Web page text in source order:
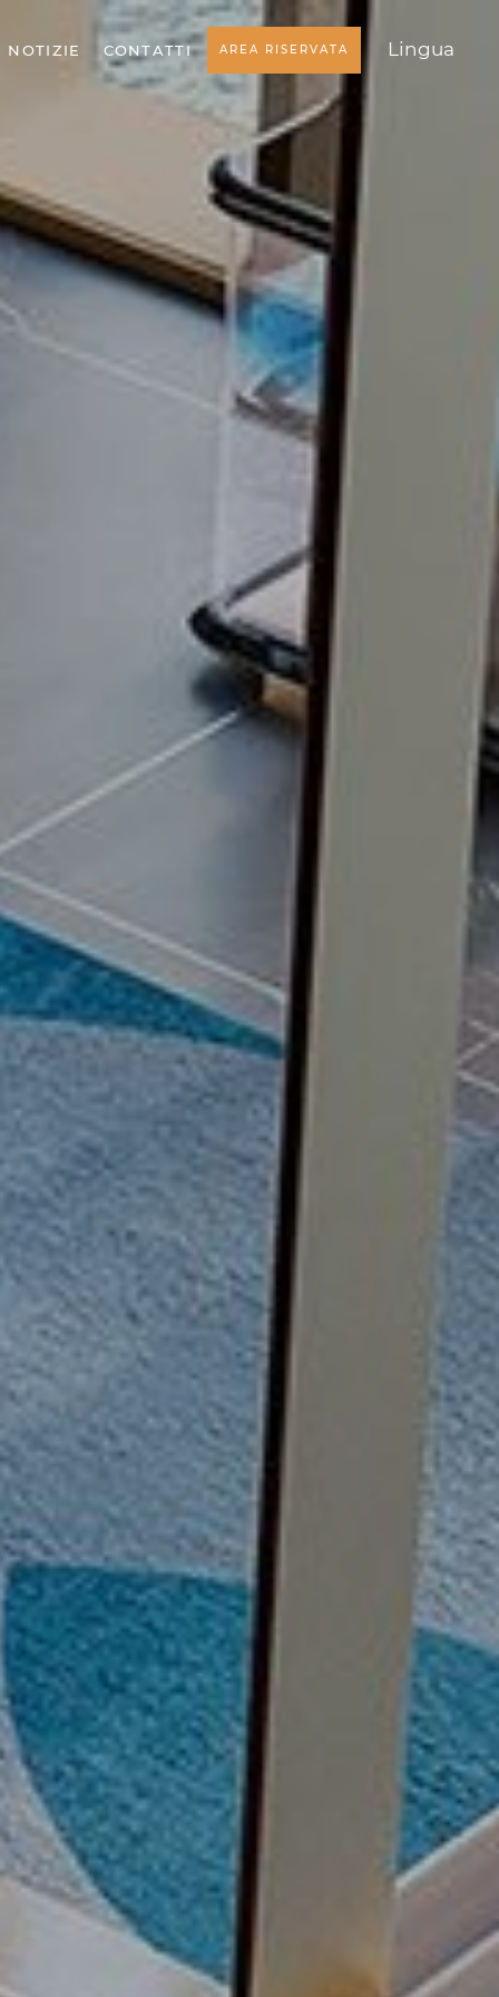
NOTIZIE CONTATTI AREA RISERVATA Lingua